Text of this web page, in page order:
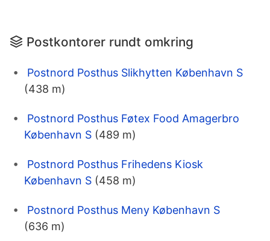
Postkontorer rundt omkring
Postnord Posthus Slikhytten København S
(438 m)
Postnord Posthus Føtex Food Amagerbro
København S (489 m)
Postnord Posthus Frihedens Kiosk
København S (458 m)
Postnord Posthus Meny København S
(636 m)